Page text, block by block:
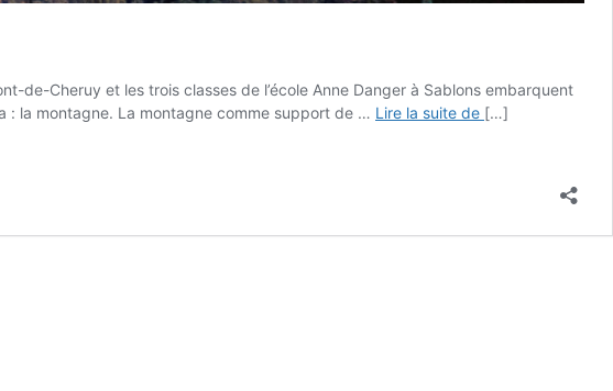
de-Cheruy et les trois classes de l’école Anne Danger à Sablons embarquent
: la montagne. La montagne comme support de … Lire la suite de Montagnes
[…]